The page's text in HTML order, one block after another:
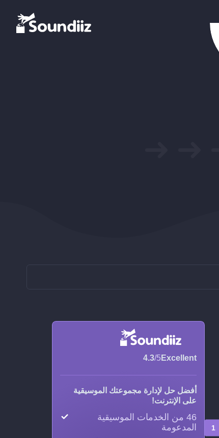
Excellent
4.3/5
أفضل حل لإدارة مجموعتك الموسيقية
على الإنترنت!
46 من الخدمات الموسيقية
المدعومة